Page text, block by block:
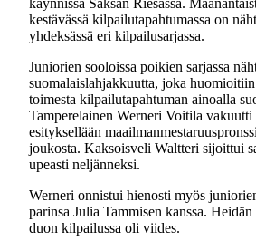
käynnissä Saksan Riesassa.
kestävässä kilpailutapahtumassa on
yhdeksässä eri kilpailusarjassa.
Juniorien sooloissa poikien sarjassa
suomalaislahjakkuutta, joka
toimesta kilpailutapahtuman ainoalla
Tamperelainen Werneri Voitila vakuutti
esityksellään
joukosta. Kaksoisveli Waltteri sijoittui
upeasti neljänneksi.
Werneri onnistui hienosti myös
parinsa Julia Tammisen kanssa.
duon kilpailussa oli viides.